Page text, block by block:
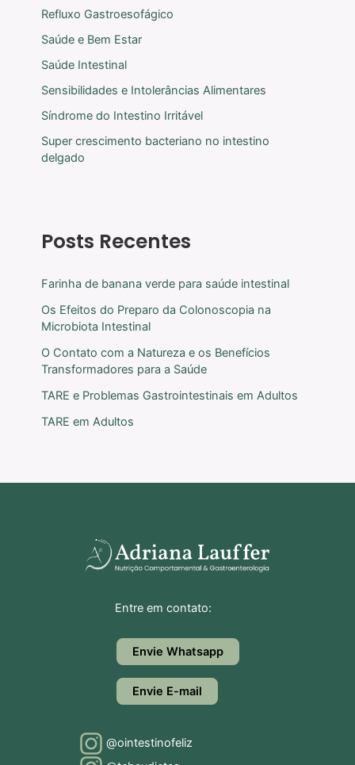
Refluxo Gastroesofágico
Saúde e Bem Estar
Saúde Intestinal
Sensibilidades e Intolerâncias Alimentares
Síndrome do Intestino Irritável
Super crescimento bacteriano no intestino
delgado
Posts Recentes
Farinha de banana verde para saúde intestinal
Os Efeitos do Preparo da Colonoscopia na
Microbiota Intestinal
O Contato com a Natureza e os Benefícios
Transformadores para a Saúde
TARE e Problemas Gastrointestinais em Adultos
TARE em Adultos
Entre em contato:
Envie Whatsapp
Envie E-mail
@ointestinofeliz